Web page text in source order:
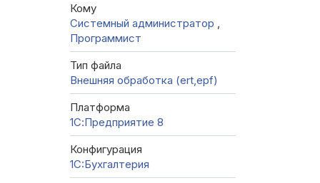
Кому
Системный администратор
Программист
Тип файла
Внешняя обработка (ert,epf)
Платформа
1С:Предприятие 8
Конфигурация
1C:Бухгалтерия